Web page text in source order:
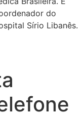
do
Sírio Libanês.